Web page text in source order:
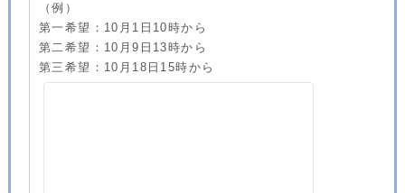
（例）
第一希望：10月1日10時から
第二希望：10月9日13時から
第三希望：10月18日15時から